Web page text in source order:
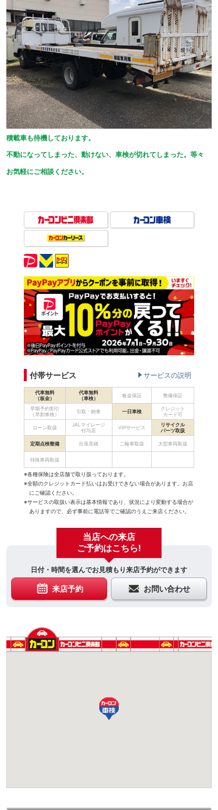
積載車も待機しております。
不動になってしまった、動けない、車検が切れてしまった。等々
お気軽にご相談ください。
付帯サービス サービスの説明
代車無料
（板金）
代車無料
（車検）
板金保証 整備保証
早期予約割引
（早割車検）
引取・納車 一日車検
クレジット
カード可
ローン取扱
JALマイレージ
付与店
VIPサービス
リサイクル
パーツ取扱
定期点検整備 出張見積 二輪車取扱 大型車両取扱
特殊車両取扱
※各種保険は全店舗で取り扱っております。
※全額のクレジットカード払いはお受けできない場合があります。お店
にご確認ください。
※サービスの取扱い表示は基本情報であり、状況により変動する場合が
ありますので、必ず事前に電話等でご確認のうえご来店ください。
当店への来店
ご予約はこちら!
日付・時間を選んでお見積もり来店予約ができます
来店予約 お問い合わせ